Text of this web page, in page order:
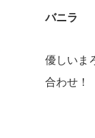
バニラ
優しいま
合わせ！